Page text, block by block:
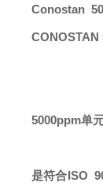
Conostan
CONOSTAN
5000ppm单
是符合ISO